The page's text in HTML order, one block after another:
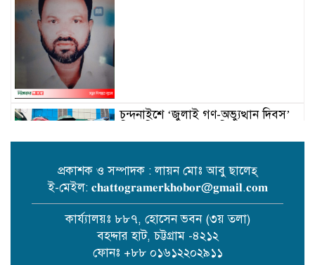
চন্দনাইশে ‘জুলাই গণ-অভ্যুত্থান দিবস’
নিষিদ্ধ সংগঠন আওয়ামী লীগ সভাপতির
দেওয়া লাইভ বক্তব্যের ইংরেজি থেকে
বাংলা অনুবাদ।
পটিয়ায় মনির আহমদ ফাউন্ডেশনের
প্রকাশক ও সম্পাদক : লায়ন মোঃ আবু ছালেহ্
ই-মেইল: 𝐜𝐡𝐚𝐭𝐭𝐨𝐠𝐫𝐚𝐦𝐞𝐫𝐤𝐡𝐨𝐛𝐨𝐫@𝐠𝐦𝐚𝐢𝐥.𝐜𝐨𝐦
কার্য্যালয়ঃ ৮৮৭, হোসেন ভবন (৩য় তলা)
বহদ্দার হাট, চট্টগ্রাম -৪২১২
ফোনঃ +৮৮ ০১৬১২২০২৯১১